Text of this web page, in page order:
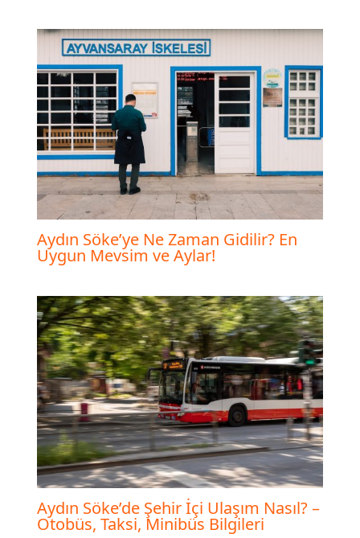
Aydın Söke’ye Ne Zaman Gidilir? En
Uygun Mevsim ve Aylar!
Aydın Söke’de Şehir İçi Ulaşım Nasıl? –
Otobüs, Taksi, Minibüs Bilgileri